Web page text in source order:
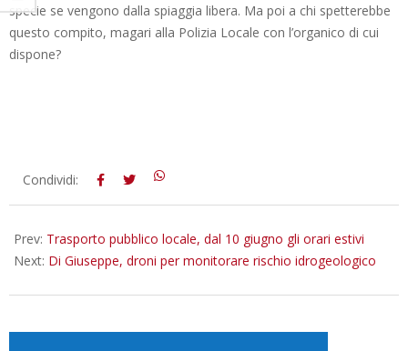
specie se vengono dalla spiaggia libera. Ma poi a chi spetterebbe
questo compito, magari alla Polizia Locale con l’organico di cui
dispone?
2019-
Condividi:
Prev: Trasporto pubblico locale, dal 10 giugno gli orari estivi
Next: Di Giuseppe, droni per monitorare rischio idrogeologico